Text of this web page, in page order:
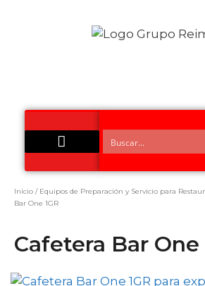
Inicio / Equipos de Preparación y Servicio para
Bar One 1GR
Cafetera Bar One